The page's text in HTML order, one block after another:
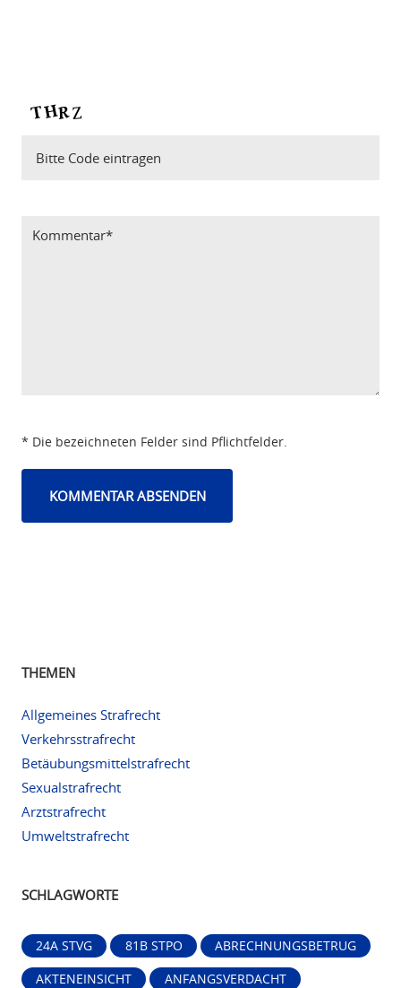
* Die bezeichneten Felder sind Pflichtfelder.
THEMEN
Allgemeines Strafrecht
Verkehrsstrafrecht
Betäubungsmittelstrafrecht
Sexualstrafrecht
Arztstrafrecht
Umweltstrafrecht
SCHLAGWORTE
24A STVG 81B STPO ABRECHNUNGSBETRUG
AKTENEINSICHT ANFANGSVERDACHT